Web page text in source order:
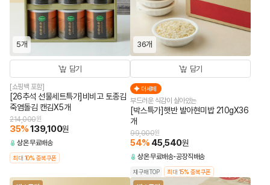
5개
담기
[쇼핑백 포함]
[26추석 선물세트특가]비비고 토종김
죽염돌김 캔김X5개
214,000원
35%139,100원
상온무료배송
최대 10% 중복쿠폰
36개
담기
더세페
부드러운 식감이 살아있는
[박스특가]햇반 발아현미밥 210gX36
개
99,000원
54% 45,540원
상온무료배송 공장직배송
재구매TOP 최대 15% 중복쿠폰